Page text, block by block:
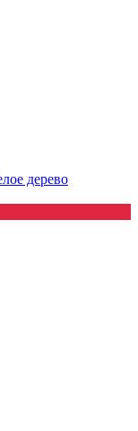
дерево